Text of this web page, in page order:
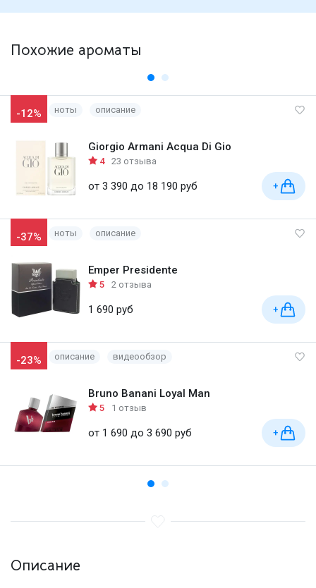
Похожие ароматы
-12% ноты описание
Giorgio Armani Acqua Di Gio
4 23 отзыва
от 3 390 до 18 190 руб +
-37% ноты описание
Emper Presidente
5 2 отзыва
1 690 руб +
-23% описание видеообзор
Bruno Banani Loyal Man
5 1 отзыв
от 1 690 до 3 690 руб +
Описание